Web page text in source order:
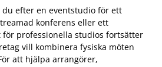
du efter en eventstudio för ett
konferens eller ett
för professionella studios fortsätter
vill kombinera fysiska möten
att hjälpa arrangörer,